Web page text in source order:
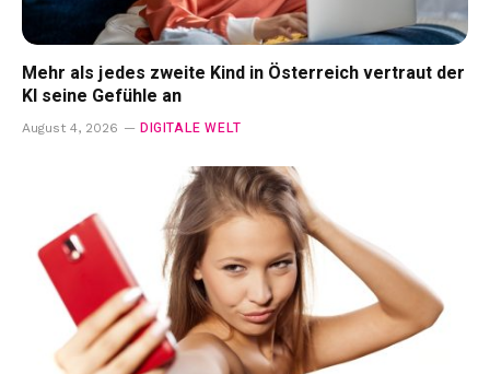
Mehr als jedes zweite Kind in Österreich vertraut der
KI seine Gefühle an
August 4, 2026 DIGITALE WELT